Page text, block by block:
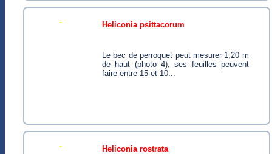
heliconia psittacorum
Le bec de perroquet peut mesurer 1,20 m
de haut (photo 4), ses feuilles peuvent
faire entre 15 et 10...
heliconia rostrata